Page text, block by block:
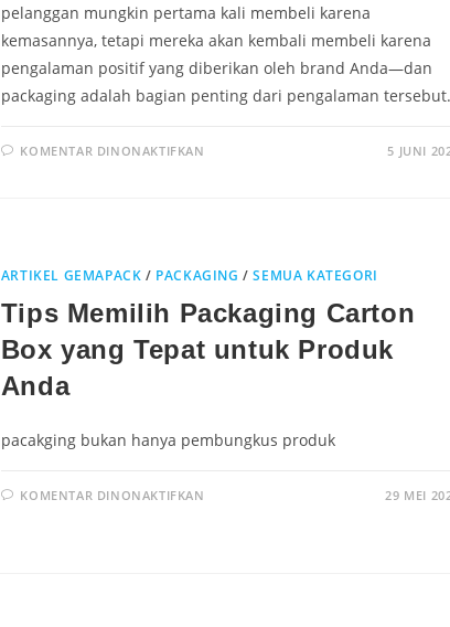
pelanggan mungkin pertama kali membeli karena
kemasannya, tetapi mereka akan kembali membeli karena
pengalaman positif yang diberikan oleh brand Anda—dan
packaging adalah bagian penting dari pengalaman tersebut.
KOMENTAR DINONAKTIFKAN 5 JUNI
ARTIKEL GEMAPACK / PACKAGING /SEMUA KATEGORI
Tips Memilih Packaging Carton
Box yang Tepat untuk Produk
Anda
pacakging bukan hanya pembungkus produk
KOMENTAR DINONAKTIFKAN 29 MEI